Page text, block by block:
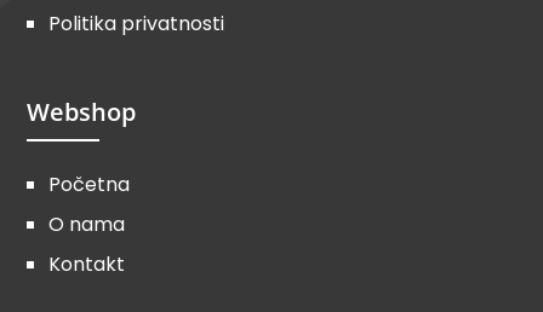
Politika privatnosti
Webshop
Početna
O nama
Kontakt